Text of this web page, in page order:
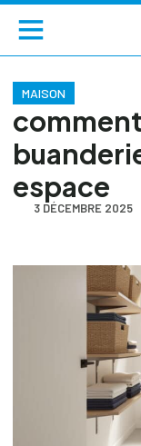
MAISON
espace
3 DÉCEMBRE 2025